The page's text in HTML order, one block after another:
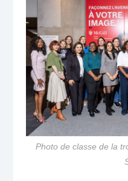
Photo de classe de la